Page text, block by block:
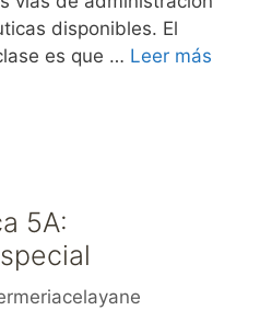
disponibles. El
es que … Leer más
5A: